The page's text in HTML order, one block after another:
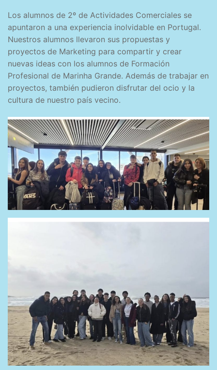
Los alumnos de 2º de Actividades Comerciales se
apuntaron a una experiencia inolvidable en Portugal.
Nuestros alumnos llevaron sus propuestas y
proyectos de Marketing para compartir y crear
nuevas ideas con los alumnos de Formación
Profesional de Marinha Grande. Además de trabajar en
proyectos, también pudieron disfrutar del ocio y la
cultura de nuestro país vecino.